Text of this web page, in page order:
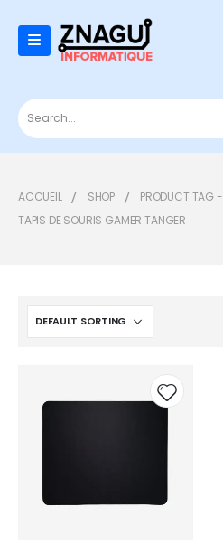
ACCUEIL SHOP
PRODUCT TAG -
TAPIS DE SOURIS GAMER TANGER
wishlist